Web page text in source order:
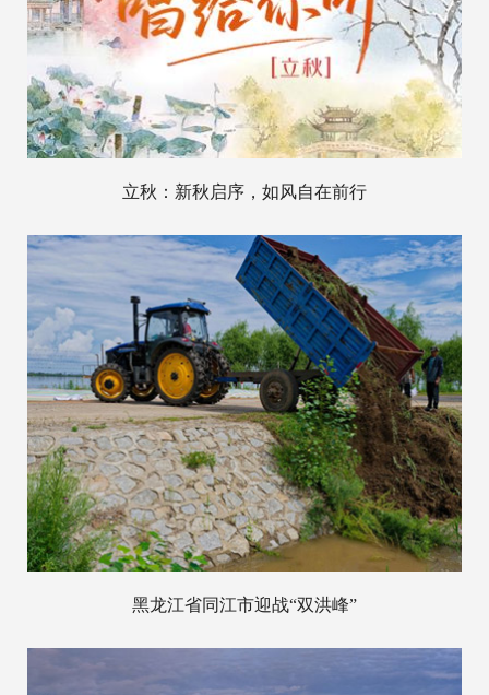
立秋：新秋启序，如风自在前行
黑龙江省同江市迎战“双洪峰”